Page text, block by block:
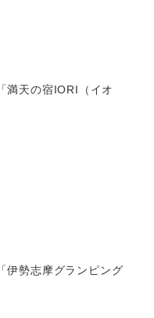
満天の宿IORI（イオ
伊勢志摩グランピング